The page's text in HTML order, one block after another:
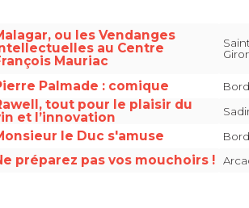
ou les Vendanges
au Centre
Mauriac
Palmade : comique
tout pour le plaisir du
et l’innovation
le Duc s'amuse
préparez pas vos mouchoirs !